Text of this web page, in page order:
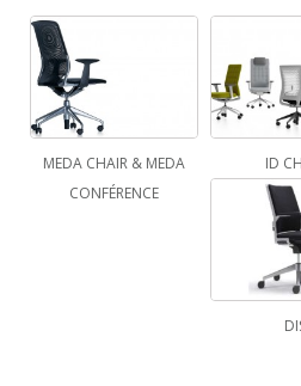
MEDA CHAIR & MEDA
CONFÉRENCE
ID